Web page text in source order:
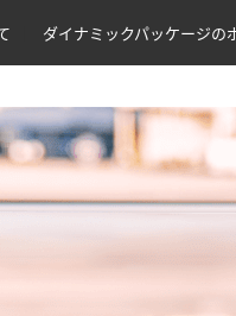
ダイナミックパッケージの